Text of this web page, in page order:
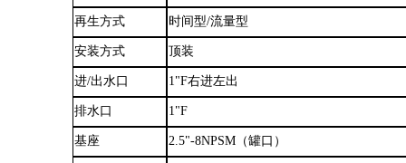
再生方式 时间型/流量型
安装方式 顶装
进/出水口 1"F右进左出
排水口 1"F
基座 2.5"-8NPSM（罐口）